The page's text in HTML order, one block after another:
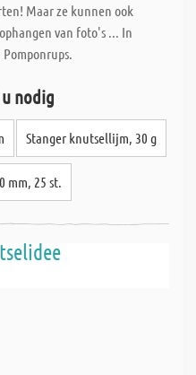
Maar ze kunnen ook
van foto's ... In
nodig
Stanger knutsellijm, 30 g
mm, 25 st.